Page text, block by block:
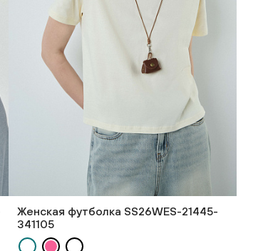
Женская футболка SS26WES-21445-
341105